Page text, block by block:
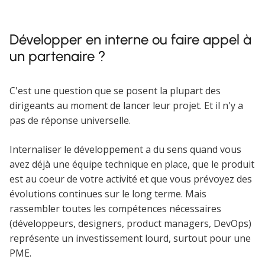
Développer en interne ou faire appel à
un partenaire ?
C'est une question que se posent la plupart des
dirigeants au moment de lancer leur projet. Et il n'y a
pas de réponse universelle.
Internaliser le développement a du sens quand vous
avez déjà une équipe technique en place, que le produit
est au coeur de votre activité et que vous prévoyez des
évolutions continues sur le long terme. Mais
rassembler toutes les compétences nécessaires
(développeurs, designers, product managers, DevOps)
représente un investissement lourd, surtout pour une
PME.